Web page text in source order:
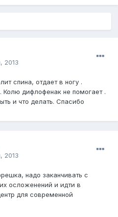
2013
спина, отдает в ногу .
Колю дифлофенак не помогает .
и что делать. Спасибо
2013
надо заканчивать с
осложенений и идти в
для современной